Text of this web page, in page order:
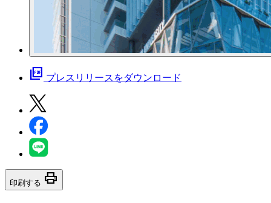
picture_as_pdf プレスリリースをダウンロード
印刷する print